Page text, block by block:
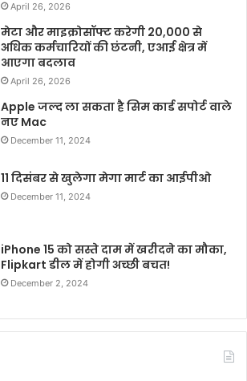
April 26, 2026
मेटा और माइक्रोसॉफ्ट करेगी 20,000 से
अधिक कर्मचारियों की छंटनी, एआई क्षेत्र में
आएगा बदलाव
April 26, 2026
Apple जल्द ला सकता है सिम कार्ड सपोर्ट वाले
नए Mac
December 11, 2024
11 दिसंबर से खुलेगा मेगा मार्ट का आईपीओ
December 11, 2024
iPhone 15 को सस्ते दाम में खरीदने का मौका,
Flipkart डील में होगी अच्छी बचत!
December 2, 2024